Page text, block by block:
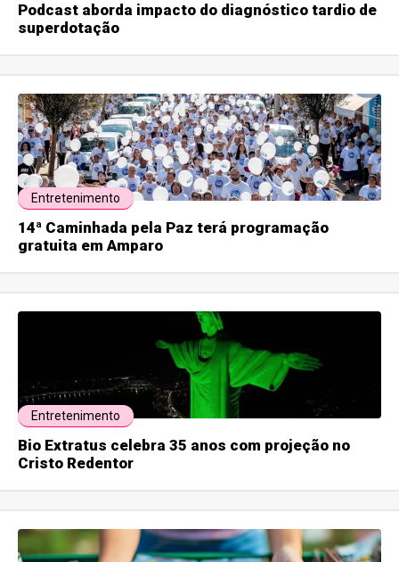
Podcast aborda impacto do diagnóstico tardio de
superdotação
Entretenimento
14ª Caminhada pela Paz terá programação
gratuita em Amparo
Entretenimento
Bio Extratus celebra 35 anos com projeção no
Cristo Redentor